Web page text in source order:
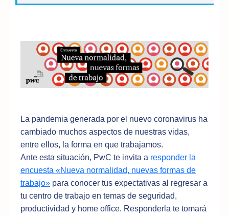
La pandemia generada por el nuevo coronavirus ha
cambiado muchos aspectos de nuestras vidas,
entre ellos, la forma en que trabajamos.
Ante esta situación, PwC te invita a responder la
encuesta «Nueva normalidad, nuevas formas de
trabajo» para conocer tus expectativas al regresar a
tu centro de trabajo en temas de seguridad,
productividad y home office. Responderla te tomará